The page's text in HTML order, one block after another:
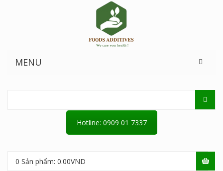
MENU
Hotline: 0909 01 7337
0 Sản phẩm: 0.00VND